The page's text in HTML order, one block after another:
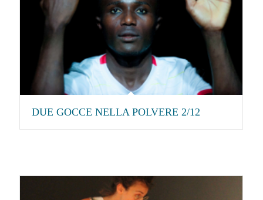
DUE GOCCE NELLA POLVERE 2/12